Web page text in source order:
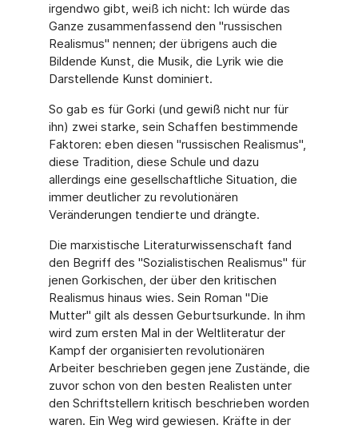
irgendwo gibt, weiß ich nicht: Ich würde das
Ganze zusammenfassend den "russischen
Realismus" nennen; der übrigens auch die
Bildende Kunst, die Musik, die Lyrik wie die
Darstellende Kunst dominiert.
So gab es für Gorki (und gewiß nicht nur für
ihn) zwei starke, sein Schaffen bestimmende
Faktoren: eben diesen "russischen Realismus",
diese Tradition, diese Schule und dazu
allerdings eine gesellschaftliche Situation, die
immer deutlicher zu revolutionären
Veränderungen tendierte und drängte.
Die marxistische Literaturwissenschaft fand
den Begriff des "Sozialistischen Realismus" für
jenen Gorkischen, der über den kritischen
Realismus hinaus wies. Sein Roman "Die
Mutter" gilt als dessen Geburtsurkunde. In ihm
wird zum ersten Mal in der Weltliteratur der
Kampf der organisierten revolutionären
Arbeiter beschrieben gegen jene Zustände, die
zuvor schon von den besten Realisten unter
den Schriftstellern kritisch beschrieben worden
waren. Ein Weg wird gewiesen. Kräfte in der